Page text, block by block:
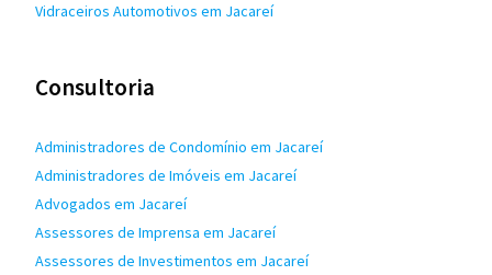
Vidraceiros Automotivos em Jacareí
Consultoria
Administradores de Condomínio em Jacareí
Administradores de Imóveis em Jacareí
Advogados em Jacareí
Assessores de Imprensa em Jacareí
Assessores de Investimentos em Jacareí